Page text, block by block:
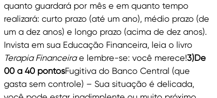
quanto guardará por mês e em quanto tempo
realizará: curto prazo (até um ano), médio prazo (de
um a dez anos) e longo prazo (acima de dez anos).
Invista em sua Educação Financeira, leia o livro
Terapia Financeirae lembre-se: você merece!3)De
00 a 40 pontosFugitiva do Banco Central (que
gasta sem controle) – Sua situação é delicada,